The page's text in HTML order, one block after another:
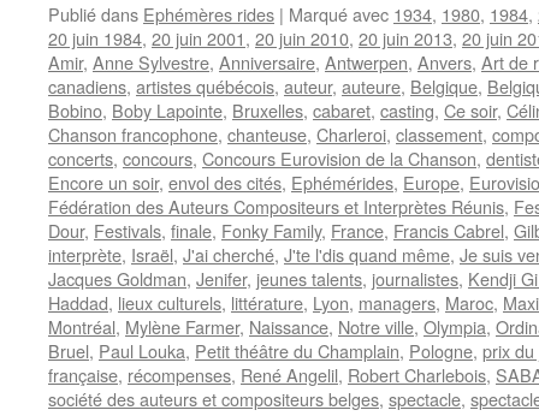
Publié dans Ephémères rides | Marqué avec 1934, 1980, 1984,
20 juin 1984, 20 juin 2001, 20 juin 2010, 20 juin 2013, 20 juin
Amir, Anne Sylvestre, Anniversaire, Antwerpen, Anvers, Art de
canadiens, artistes québécois, auteur, auteure, Belgique,
Bobino, Boby Lapointe, Bruxelles, cabaret, casting, Ce soir,
Chanson francophone, chanteuse, Charleroi, classement,
concerts, concours, Concours Eurovision de la Chanson,
Encore un soir, envol des cités, Ephémérides, Europe,
Fédération des Auteurs Compositeurs et Interprètes Réunis,
Dour, Festivals, finale, Fonky Family, France, Francis Cabrel,
interprète, Israël, J'ai cherché, J'te l'dis quand même, Je suis
Jacques Goldman, Jenifer, jeunes talents, journalistes, Kendji
Haddad, lieux culturels, littérature, Lyon, managers, Maroc,
Montréal, Mylène Farmer, Naissance, Notre ville, Olympia,
Bruel, Paul Louka, Petit théâtre du Champlain, Pologne, prix du
française, récompenses, René Angelil, Robert Charlebois,
société des auteurs et compositeurs belges, spectacle,